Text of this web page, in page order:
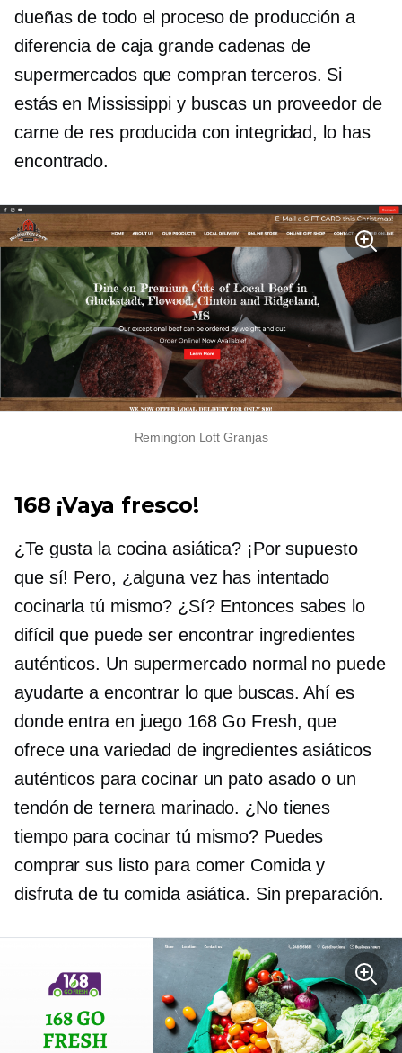
dueñas de todo el proceso de producción a
diferencia de caja grandecadenas de
supermercados que compranterceros. Si
estás en Mississippi y buscas un proveedor de
carne de res producida con integridad, lo has
encontrado.
Remington Lott Granjas
168 ¡Vaya fresco!
¿Te gusta la cocina asiática? ¡Por supuesto
que sí! Pero, ¿alguna vez has intentado
cocinarla tú mismo? ¿Sí? Entonces sabes lo
difícil que puede ser encontrar ingredientes
auténticos. Un supermercado normal no puede
ayudarte a encontrar lo que buscas. Ahí es
donde entra en juego 168 Go Fresh, que
ofrece una variedad de ingredientes asiáticos
auténticos para cocinar un pato asado o un
tendón de ternera marinado. ¿No tienes
tiempo para cocinar tú mismo? Puedes
comprar sus listo para comer Comida y
disfruta de tu comida asiática. Sin preparación.